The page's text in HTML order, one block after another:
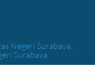
Negeri Surabaya.
Surabaya